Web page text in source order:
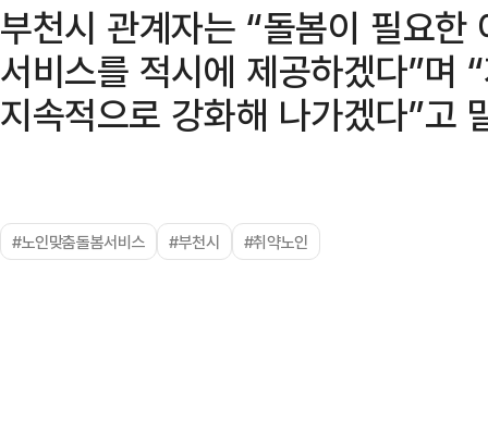
부천시 관계자는 “돌봄이 필요
서비스를 적시에 제공하겠다”며
지속적으로 강화해 나가겠다”고
#노인맞춤돌봄서비스 #부천시 #취약노인